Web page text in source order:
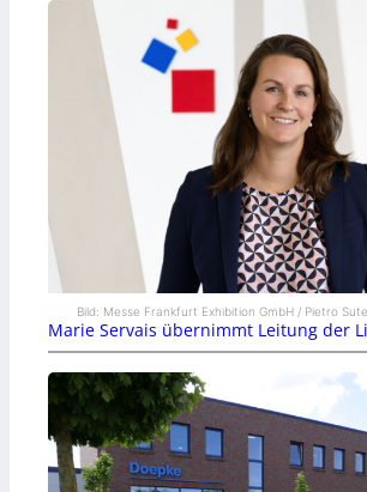
Bild: Messe Frankfurt Exhibition GmbH / Pietro
Marie Servais übernimmt Leitung der